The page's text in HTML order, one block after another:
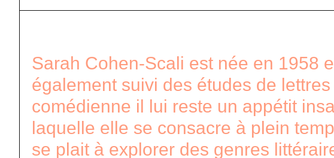
Sarah Cohen-Scali est née en 1958
également suivi des études de
comédienne il lui reste un appétit
laquelle elle se consacre à plein
se plait à explorer des genres